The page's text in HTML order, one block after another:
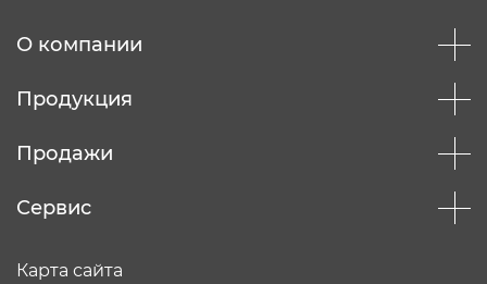
О компании
Продукция
Продажи
Сервис
Карта сайта